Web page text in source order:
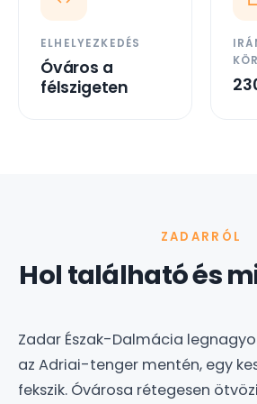
ELHELYEZKEDÉS
Óváros a
félszigeten
ZADARRÓL
Hol található és
Zadar Észak-Dalmácia
az Adriai-tenger mentén, egy
fekszik. Óvárosa rétegesen